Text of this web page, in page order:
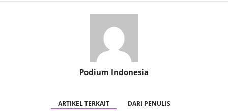
Podium Indonesia
ARTIKEL TERKAIT DARI PENULIS